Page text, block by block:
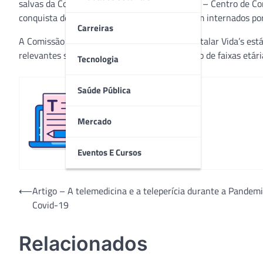
Carreiras
Tecnologia
Saúde Pública
Mercado
Eventos E Cursos
salvas da Covid-19! O relatório do CCIH Vida’s – Centro de
conquista de 500 altas de pacientes que foram internados
A Comissão de Crise Covid-19 do Grupo Hospitalar Vida’s
relevantes sobre o assunto, incluindo relatório de faixas
Redação
Navegação
⟵Artigo – A telemedicina e a teleperícia durante a
Covid-19
Relacionados